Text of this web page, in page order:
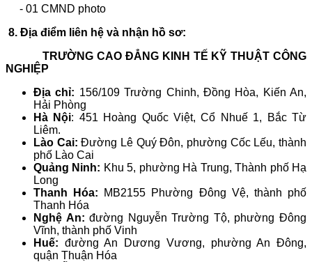
- 01 CMND photo
8. Địa điểm liên hệ và nhận hồ sơ:
TRƯỜNG CAO ĐẲNG KINH TẾ KỸ THUẬT CÔNG
NGHIỆP
Địa chỉ: 156/109 Trường Chinh, Đồng Hòa, Kiến An,
Hải Phòng
Hà Nội: 451 Hoàng Quốc Việt, Cổ Nhuế 1, Bắc Từ
Liêm.
Lào Cai: Đường Lê Quý Đôn, phường Cốc Lếu, thành
phố Lào Cai
Quảng Ninh: Khu 5, phường Hà Trung, Thành phố Hạ
Long
Thanh Hóa:
MB2155 Phường Đông Vệ, thành phố
Thanh Hóa
Nghệ An:đường Nguyễn Trường Tộ, phường Đông
Vĩnh, thành phố Vinh
Huế: đường An Dương Vương, phường An Đông,
quận Thuận Hóa